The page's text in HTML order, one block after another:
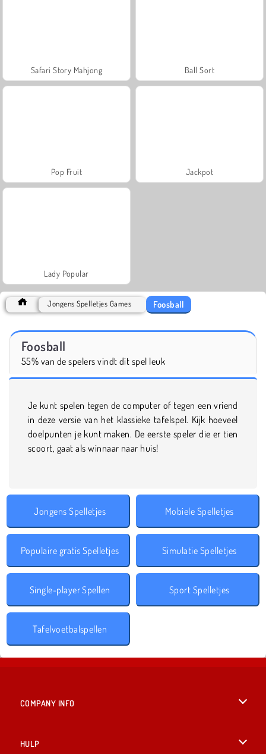
Safari Story Mahjong Ball Sort
Pop Fruit Jackpot
Lady Popular
Jongens Spelletjes Games Foosball
Foosball
55% van de spelers vindt dit spel leuk
Je kunt spelen tegen de computer of tegen een vriend
in deze versie van het klassieke tafelspel. Kijk hoeveel
doelpunten je kunt maken. De eerste speler die er tien
scoort, gaat als winnaar naar huis!
Jongens Spelletjes Mobiele Spelletjes
Populaire gratis Spelletjes Simulatie Spelletjes
Single-player Spellen Sport Spelletjes
Tafelvoetbalspellen
COMPANY INFO
HULP